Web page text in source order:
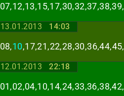
07,12,13,15,17,30,32,37,38,39,
13.01.2013 14:03
08,10,17,21,22,28,30,36,44,45,
12.01.2013 22:18
01,02,04,10,14,24,33,36,38,42,